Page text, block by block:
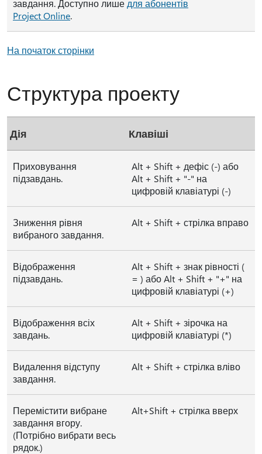
завдання. Доступно лише для абонентів
Project Online.
На початок сторінки
Структура проекту
Дія Клавіші
Приховування
підзавдань.
Alt + Shift + дефіс (-) або
Alt + Shift + "-" на
цифровій клавіатурі (-)
Зниження рівня
вибраного завдання.
Alt + Shift + стрілка вправо
Відображення
підзавдань.
Alt + Shift + знак рівності (
= ) або Alt + Shift + "+" на
цифровій клавіатурі (+)
Відображення всіх
завдань.
Alt + Shift + зірочка на
цифровій клавіатурі (*)
Видалення відступу
завдання.
Alt + Shift + стрілка вліво
Перемістити вибране
завдання вгору.
(Потрібно вибрати весь
рядок.)
Alt+Shift + стрілка вверх